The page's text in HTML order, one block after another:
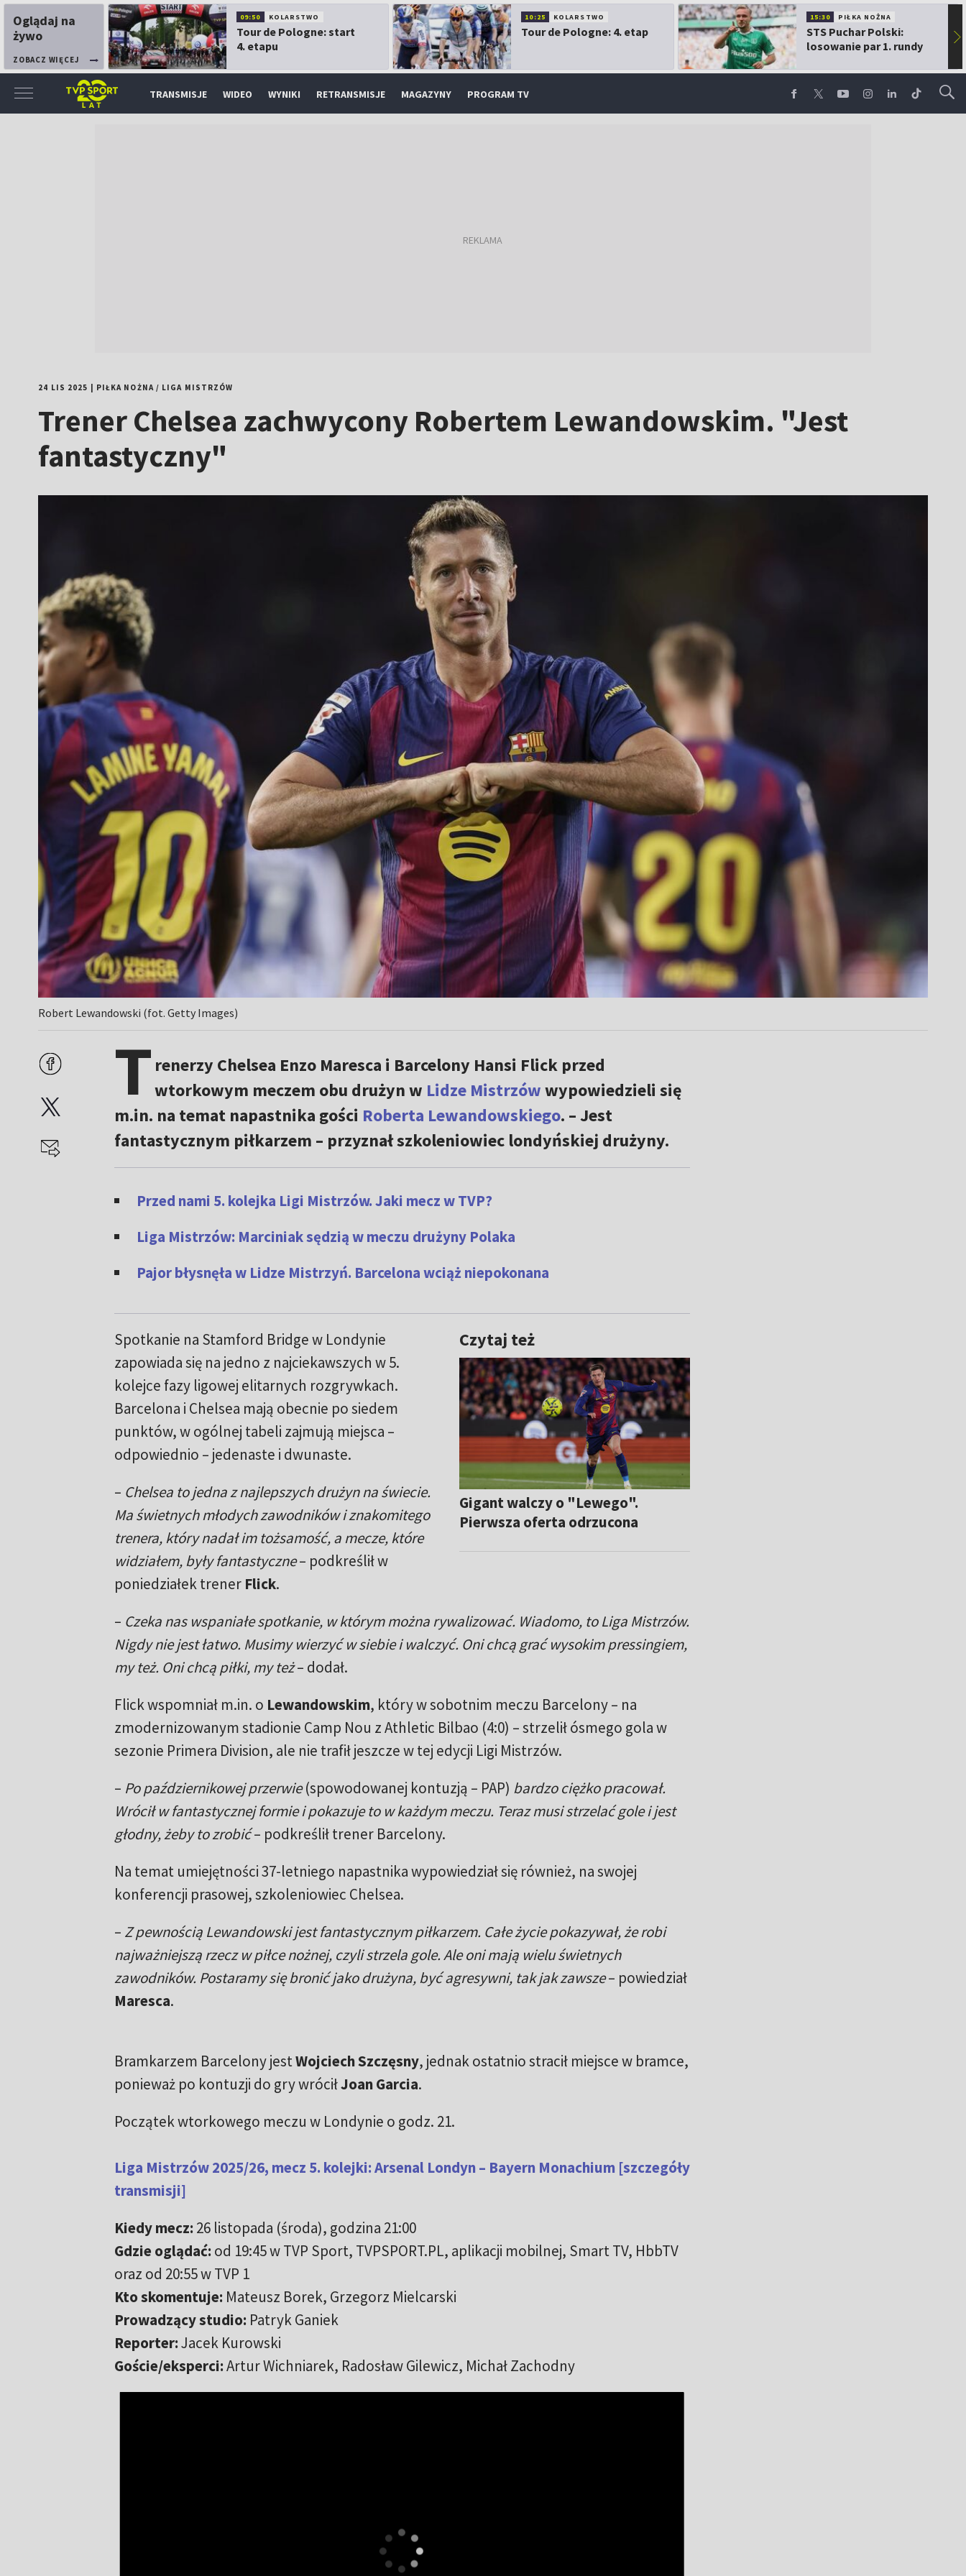
Oglądaj na
żywo
ZOBACZ WIĘCEJ
09:50 KOLARSTWO
Tour de Pologne: start
4. etapu
10:25 KOLARSTWO
Tour de Pologne: 4. etap
15:30 PIŁKA NOŻNA
STS Puchar Polski:
losowanie par 1. rundy
▶
TRANSMISJE WIDEO WYNIKI RETRANSMISJE MAGAZYNY PROGRAM TV
24 LIS 2025 PIŁKA NOŻNA/ LIGA MISTRZÓW
Trener Chelsea zachwycony Robertem Lewandowskim. "Jest
fantastyczny"
Robert Lewandowski (fot. Getty Images)
T renerzy Chelsea Enzo Maresca i Barcelony Hansi Flick przed
wtorkowym meczem obu drużyn w Lidze Mistrzówwypowiedzieli się
m.in. na temat napastnika gości Roberta Lewandowskiego. – Jest
fantastycznym piłkarzem – przyznał szkoleniowiec londyńskiej drużyny.
Przed nami 5. kolejka Ligi Mistrzów. Jaki mecz w TVP?
Liga Mistrzów: Marciniak sędzią w meczu drużyny Polaka
Pajor błysnęła w Lidze Mistrzyń. Barcelona wciąż niepokonana
Czytaj też
Gigant walczy o "Lewego".
Pierwsza oferta odrzucona
Spotkanie na Stamford Bridge w Londynie
zapowiada się na jedno z najciekawszych w 5.
kolejce fazy ligowej elitarnych rozgrywkach.
Barcelona i Chelsea mają obecnie po siedem
punktów, w ogólnej tabeli zajmują miejsca –
odpowiednio – jedenaste i dwunaste.
– Chelsea to jedna z najlepszych drużyn na świecie.
Ma świetnych młodych zawodników i znakomitego
trenera, który nadał im tożsamość, a mecze, które
widziałem, były fantastyczne– podkreślił w
poniedziałek trener Flick.
– Czeka nas wspaniałe spotkanie, w którym można rywalizować. Wiadomo, to Liga Mistrzów.
Nigdy nie jest łatwo. Musimy wierzyć w siebie i walczyć. Oni chcą grać wysokim pressingiem,
my też. Oni chcą piłki, my też– dodał.
Flick wspomniał m.in. o Lewandowskim, który w sobotnim meczu Barcelony – na
zmodernizowanym stadionie Camp Nou z Athletic Bilbao (4:0) – strzelił ósmego gola w
sezonie Primera Division, ale nie trafił jeszcze w tej edycji Ligi Mistrzów.
– Po październikowej przerwie(spowodowanej kontuzją – PAP) bardzo ciężko pracował.
Wrócił w fantastycznej formie i pokazuje to w każdym meczu. Teraz musi strzelać gole i jest
głodny, żeby to zrobić– podkreślił trener Barcelony.
Na temat umiejętności 37-letniego napastnika wypowiedział się również, na swojej
konferencji prasowej, szkoleniowiec Chelsea.
– Z pewnością Lewandowski jest fantastycznym piłkarzem. Całe życie pokazywał, że robi
najważniejszą rzecz w piłce nożnej, czyli strzela gole. Ale oni mają wielu świetnych
zawodników. Postaramy się bronić jako drużyna, być agresywni, tak jak zawsze– powiedział
Maresca.
Bramkarzem Barcelony jestWojciech Szczęsny, jednak ostatnio stracił miejsce w bramce,
ponieważ po kontuzji do gry wróciłJoan Garcia.
Początek wtorkowego meczu w Londynie o godz. 21.
Liga Mistrzów 2025/26, mecz 5. kolejki: Arsenal Londyn – Bayern Monachium [szczegóły
transmisji]
Kiedy mecz: 26 listopada (środa), godzina 21:00
Gdzie oglądać: od 19:45 w TVP Sport, TVPSPORT.PL, aplikacji mobilnej, Smart TV, HbbTV
oraz od 20:55 w TVP 1
Kto skomentuje: Mateusz Borek, Grzegorz Mielcarski
Prowadzący studio: Patryk Ganiek
Reporter:Jacek Kurowski
Goście/eksperci:Artur Wichniarek, Radosław Gilewicz, Michał Zachodny